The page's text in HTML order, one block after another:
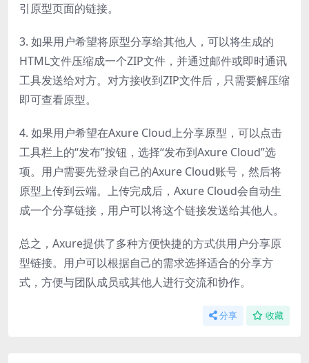
引原型页面的链接。
3. 如果用户希望将原型分享给其他人，可以将生成的
HTML文件压缩成一个ZIP文件，并通过邮件或即时通讯
工具发送给对方。对方接收到ZIP文件后，只需要解压缩
即可查看原型。
4. 如果用户希望在Axure Cloud上分享原型，可以点击
工具栏上的“发布”按钮，选择“发布到Axure Cloud”选
项。用户需要先登录自己的Axure Cloud账号，然后将
原型上传到云端。上传完成后，Axure Cloud会自动生
成一个分享链接，用户可以将这个链接发送给其他人。
总之，Axure提供了多种方便快捷的方式供用户分享原
型链接。用户可以根据自己的需求选择适合的分享方
式，方便与团队成员或其他人进行交流和协作。
分享 收藏